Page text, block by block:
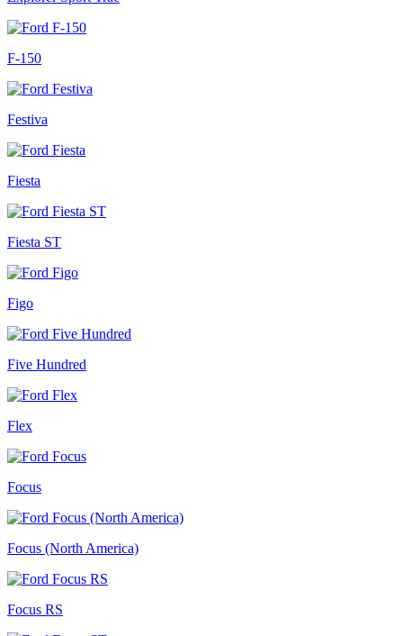
F-150
Festiva
Fiesta
Fiesta ST
Figo
Five Hundred
Flex
Focus
Focus (North America)
Focus RS